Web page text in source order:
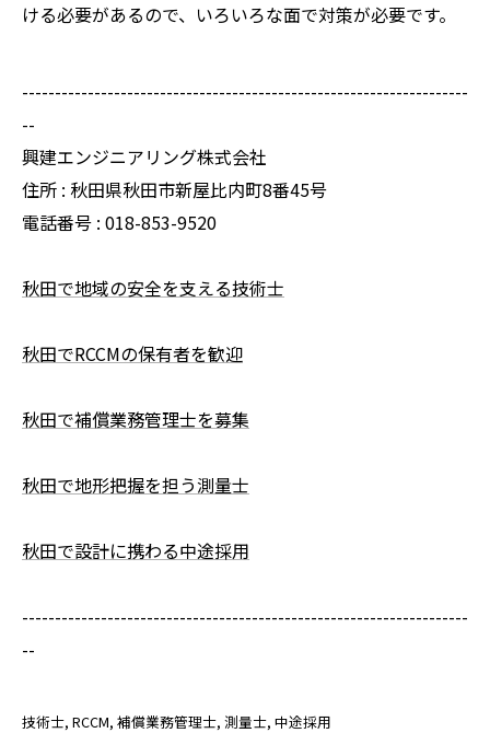
ける必要があるので、いろいろな面で対策が必要です。
--------------------------------------------------------------------
--
興建エンジニアリング株式会社
住所 : 秋田県秋田市新屋比内町8番45号
電話番号 : 018-853-9520
秋田で地域の安全を支える技術士
秋田でRCCMの保有者を歓迎
秋田で補償業務管理士を募集
秋田で地形把握を担う測量士
秋田で設計に携わる中途採用
--------------------------------------------------------------------
--
技術士 RCCM 補償業務管理士 測量士 中途採用